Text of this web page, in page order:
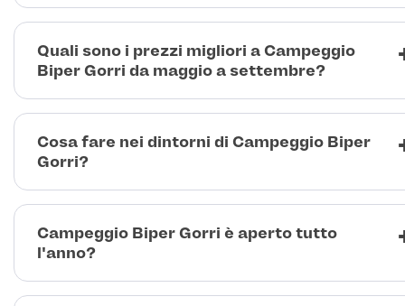
Quali sono i prezzi migliori a Campeggio
Biper Gorri da maggio a settembre?
Cosa fare nei dintorni di Campeggio Biper
Gorri?
Campeggio Biper Gorri è aperto tutto
l'anno?